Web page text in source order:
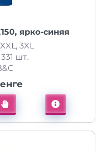
ярко-синяя
3XL
шт.